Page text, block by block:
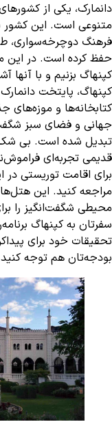
دانمارک، یکی از
متنوعی است. این کشور
فرهنگ دوچرخه‌سواری،
حفظ کرده است. در این
کپنهاگ بزنیم و با آنها
کپنهاگ، پایتخت
کتابخانه‌ها و موزه‌های
جهانی و فضای سبز
تبدیل شده است. بی شک،
قدیمی تجربه‌ای
برای اقامت توریستی در
مراجعه کنید. این هتل‌ها
محیطی شگفت‌انگیز را
سفرتان به کپنهاگ
تحقیقات خود برای
بودجه‌تان هم توجه